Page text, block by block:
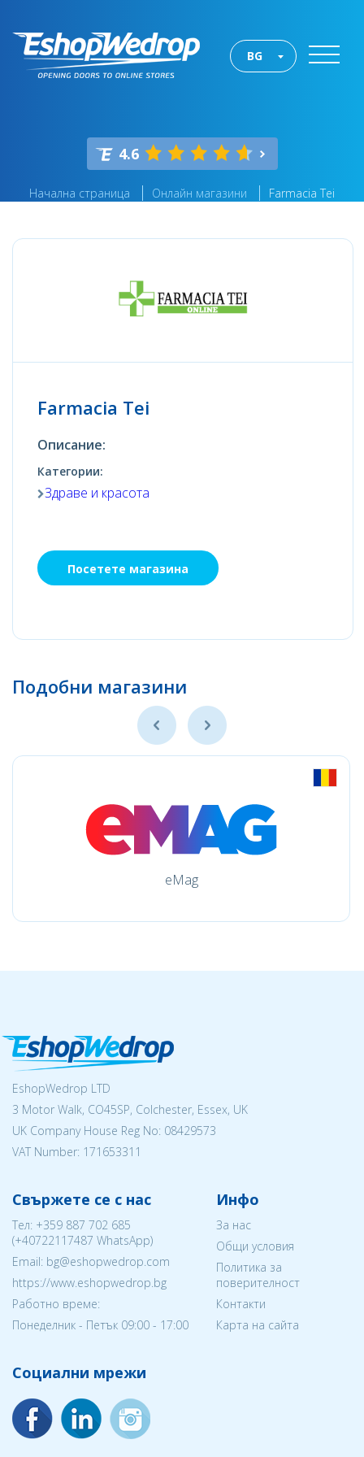
BG
4.6
Начална страница Онлайн магазини Farmacia Tei
Farmacia Tei
Описание:
Категории:
Здраве и красота
Посетете магазина
Подобни магазини
eMag
EshopWedrop LTD
3 Motor Walk, CO45SP, Colchester, Essex, UK
UK Company House Reg No: 08429573
VAT Number: 171653311
Свържете се с нас
Тел: +359 887 702 685
(+40722117487 WhatsApp)
Email: bg@eshopwedrop.com
https://www.eshopwedrop.bg
Работно време:
Понеделник - Петък 09:00 - 17:00
Инфо
За нас
Общи условия
Политика за
поверителност
Контакти
Карта на сайта
Социални мрежи